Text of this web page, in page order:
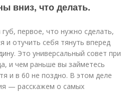
вниз, что делать.
губ, первое, что нужно сделать,
и отучить себя тянуть вперед
Это универсальный совет при
и чем раньше вы займетесь
и в 60 не поздно. В этом деле
— расскажем о самых